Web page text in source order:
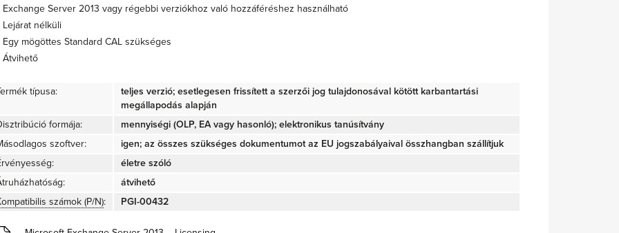
Exchange Server 2013 vagy régebbi verziókhoz való hozzáféréshez használható
Lejárat nélküli
Egy mögöttes Standard CAL szükséges
Átvihető
típusa:
teljes verzió; esetlegesen frissített a szerzői jog tulajdonosával kötött karbantartási
megállapodás alapján
formája:
mennyiségi (OLP, EA vagy hasonló); elektronikus tanúsítvány
szoftver:
igen; az összes szükséges dokumentumot az EU jogszabályaival összhangban szállítjuk
életre szóló
átvihető
számok (P/N): PGI-00432